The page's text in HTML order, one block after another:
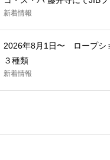
新着情報
2026年8月1日〜 ロープシ
３種類
新着情報